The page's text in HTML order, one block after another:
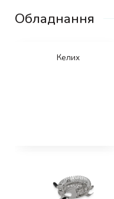
Обладнання
Келих